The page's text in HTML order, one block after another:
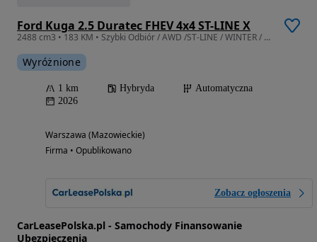
Ford Kuga 2.5 Duratec FHEV 4x4 ST-LINE X
2488 cm3 • 183 KM • Szybki Odbiór / AWD /ST-LINE / WINTER / Duży rabat / Leasing /Wynajem
Wyróżnione
1 km Hybryda
Automatyczna
2026
Warszawa (Mazowieckie)
Firma • Opublikowano
Zobacz ogłoszenia
CarLeasePolska.pl - Samochody Finansowanie
Ubezpieczenia